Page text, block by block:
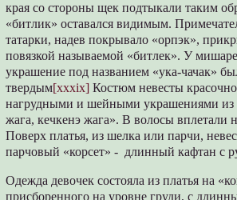
края со стороны щек подтыкали таким
«битлик» оставался видимым.
татарки, надев покрывало «орпэк»,
повязкой называемой «битлек». У
украшение под названием «ука-чачак»
твердым[xxxix] Костюм невесты
нагрудными и шейными украшениями из
жага, кечкенэ жага». В волосы вплетали
Поверх платья, из шелка или парчи,
парчовый «корсет» - длинный кафтан с
Одежда девочек состояла из платья на
присборенного на уровне груди, с